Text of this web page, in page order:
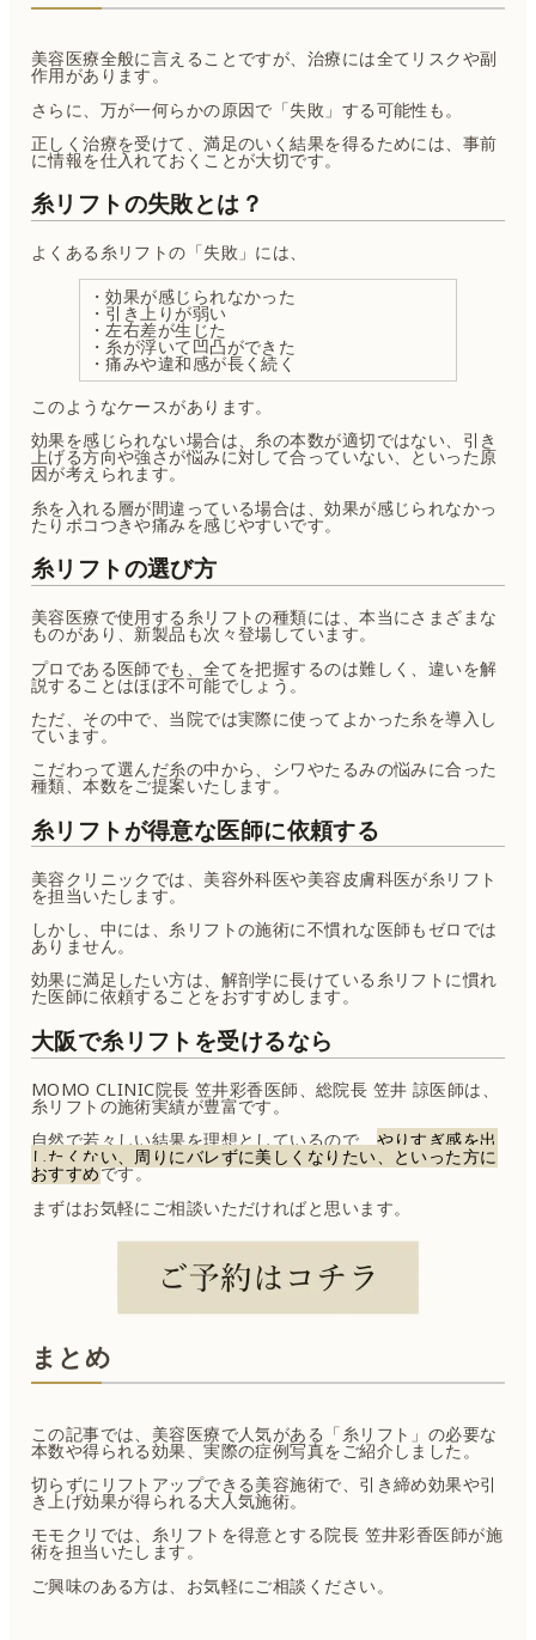
美容医療全般に言えることですが、治療には全てリスクや副
作用があります。
さらに、万が一何らかの原因で「失敗」する可能性も。
正しく治療を受けて、満足のいく結果を得るためには、事前
に情報を仕入れておくことが大切です。
糸リフトの失敗とは？
よくある糸リフトの「失敗」には、
・効果が感じられなかった
・引き上りが弱い
・左右差が生じた
・糸が浮いて凹凸ができた
・痛みや違和感が長く続く
このようなケースがあります。
効果を感じられない場合は、糸の本数が適切ではない、引き
上げる方向や強さが悩みに対して合っていない、といった原
因が考えられます。
糸を入れる層が間違っている場合は、効果が感じられなかっ
たりボコつきや痛みを感じやすいです。
糸リフトの選び方
美容医療で使用する糸リフトの種類には、本当にさまざまな
ものがあり、新製品も次々登場しています。
プロである医師でも、全てを把握するのは難しく、違いを解
説することはほぼ不可能でしょう。
ただ、その中で、当院では実際に使ってよかった糸を導入し
ています。
こだわって選んだ糸の中から、シワやたるみの悩みに合った
種類、本数をご提案いたします。
糸リフトが得意な医師に依頼する
美容クリニックでは、美容外科医や美容皮膚科医が糸リフト
を担当いたします。
しかし、中には、糸リフトの施術に不慣れな医師もゼロでは
ありません。
効果に満足したい方は、解剖学に長けている糸リフトに慣れ
た医師に依頼することをおすすめします。
大阪で糸リフトを受けるなら
MOMO CLINIC院長 笠井彩香医師、総院長 笠井 諒医師は、
糸リフトの施術実績が豊富です。
自然で若々しい結果を理想としているので、やりすぎ感を出
したくない、周りにバレずに美しくなりたい、といった方に
おすすめです。
まずはお気軽にご相談いただければと思います。
まとめ
この記事では、美容医療で人気がある「糸リフト」の必要な
本数や得られる効果、実際の症例写真をご紹介しました。
切らずにリフトアップできる美容施術で、引き締め効果や引
き上げ効果が得られる大人気施術。
モモクリでは、糸リフトを得意とする院長 笠井彩香医師が施
術を担当いたします。
ご興味のある方は、お気軽にご相談ください。